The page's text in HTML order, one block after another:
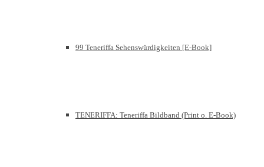
99 Teneriffa Sehenswürdigkeiten [E-Book]
TENERIFFA: Teneriffa Bildband (Print o. E-Book)